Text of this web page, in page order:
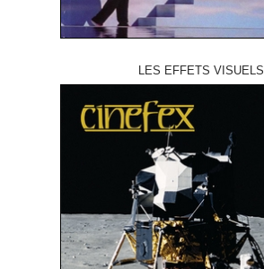
LES EFFETS VISUELS